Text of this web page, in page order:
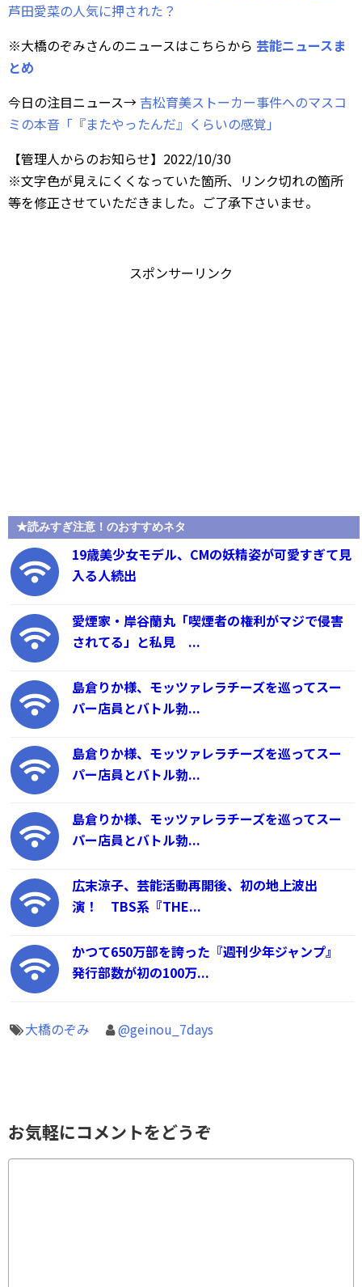
芦田愛菜の人気に押された？
※大橋のぞみさんのニュースはこちらから 芸能ニュースま
とめ
今日の注目ニュース→吉松育美ストーカー事件へのマスコ
ミの本音「『またやったんだ』くらいの感覚」
【管理人からのお知らせ】2022/10/30
※文字色が見えにくくなっていた箇所、リンク切れの箇所
等を修正させていただきました。ご了承下さいませ。
スポンサーリンク
★読みすぎ注意！のおすすめネタ
19歳美少女モデル、CMの妖精姿が可愛すぎて見
入る人続出
愛煙家・岸谷蘭丸「喫煙者の権利がマジで侵害
されてる」と私見 ...
島倉りか様、モッツァレラチーズを巡ってスー
パー店員とバトル勃...
島倉りか様、モッツァレラチーズを巡ってスー
パー店員とバトル勃...
島倉りか様、モッツァレラチーズを巡ってスー
パー店員とバトル勃...
広末涼子、芸能活動再開後、初の地上波出
演！ TBS系『THE...
かつて650万部を誇った『週刊少年ジャンプ』
発行部数が初の100万...
大橋のぞみ @geinou_7days
お気軽にコメントをどうぞ